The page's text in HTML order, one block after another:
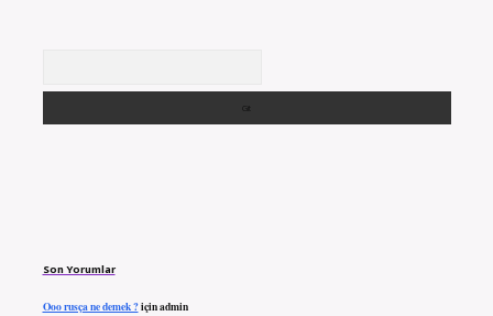
Son Yorumlar
Ooo rusça ne demek ?içinadmin